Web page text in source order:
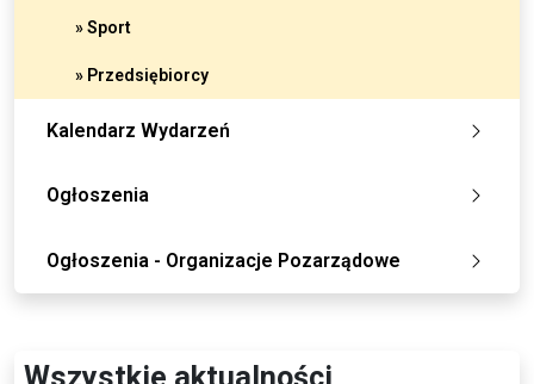
» Sport
» Przedsiębiorcy
Kalendarz Wydarzeń
Ogłoszenia
Ogłoszenia - Organizacje Pozarządowe